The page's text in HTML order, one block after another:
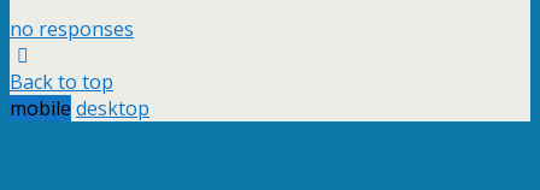
no responses
Back to top
mobile desktop